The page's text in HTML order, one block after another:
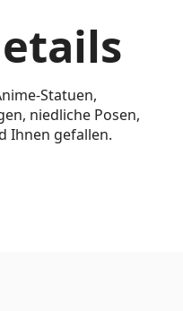
Statuen,
niedliche Posen,
Ihnen gefallen.